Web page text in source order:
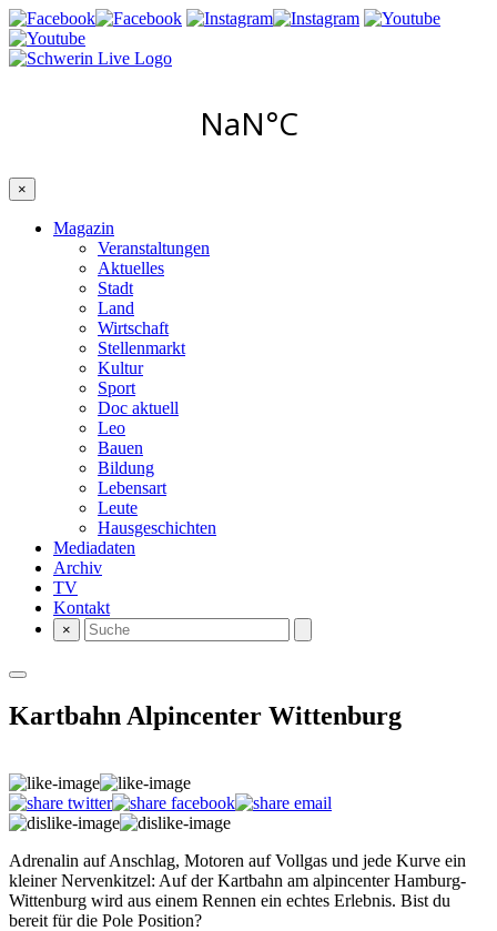
×
Magazin
Veranstaltungen
Aktuelles
Stadt
Land
Wirtschaft
Stellenmarkt
Kultur
Sport
Doc aktuell
Leo
Bauen
Bildung
Lebensart
Leute
Hausgeschichten
Mediadaten
Archiv
TV
Kontakt
×
Kartbahn Alpincenter Wittenburg
Adrenalin auf Anschlag, Motoren auf Vollgas und jede Kurve ein
kleiner Nervenkitzel: Auf der Kartbahn am alpincenter Hamburg-
Wittenburg wird aus einem Rennen ein echtes Erlebnis. Bist du
bereit für die Pole Position?